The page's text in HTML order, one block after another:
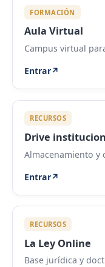
FORMACIÓN
Aula Virtual
Campus virtual
Entrar↗
RECURSOS
Drive
Almacenamiento y
Entrar↗
RECURSOS
La Ley Online
Base jurídica y